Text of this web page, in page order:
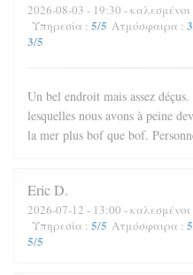
2026-08-03 - 19:30 - καλεσμένοι
Υπηρεσία : 5/5 Ατμόσφαιρα : 3
3/5
Un bel endroit mais assez
lesquelles nous avons à peine
la mer plus bof que bof.
EricD
2026-07-12 - 13:00 - καλεσμένοι
Υπηρεσία : 5/5 Ατμόσφαιρα : 5
5/5